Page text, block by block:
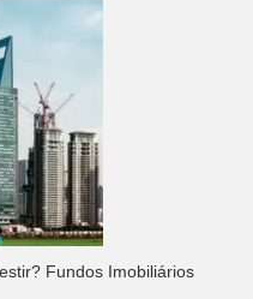
Fundos Imobiliários